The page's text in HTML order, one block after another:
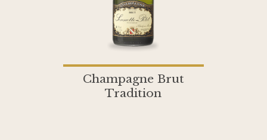
Champagne Brut
Tradition